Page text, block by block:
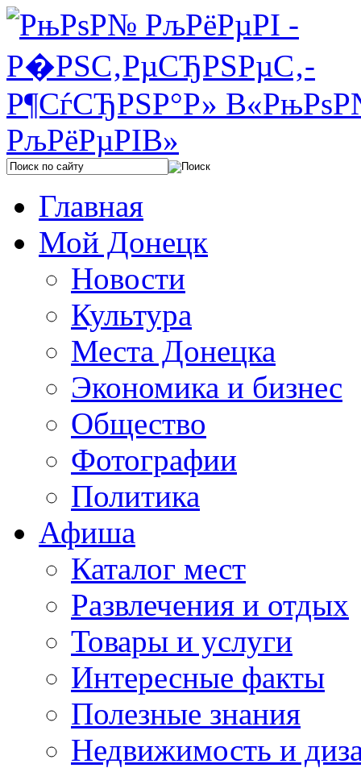
Главная
Мой Донецк
Новости
Культура
Места Донецка
Экономика и бизнес
Общество
Фотографии
Политика
Афиша
Каталог мест
Развлечения и отдых
Товары и услуги
Интересные факты
Полезные знания
Недвижимость и